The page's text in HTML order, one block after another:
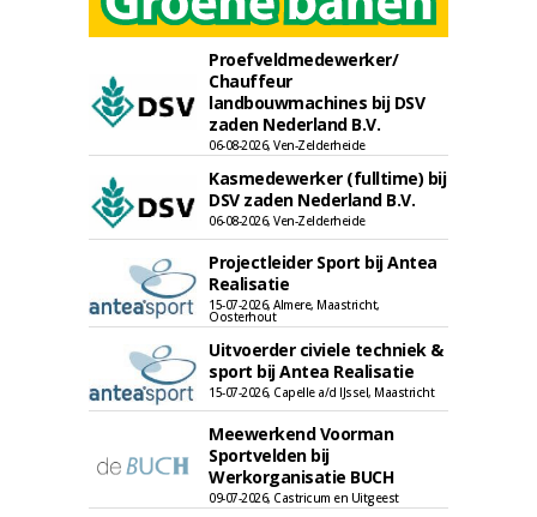
Proefveldmedewerker/
Chauffeur
landbouwmachines bij DSV
zaden Nederland B.V.
06-08-2026, Ven-Zelderheide
Kasmedewerker (fulltime) bij
DSV zaden Nederland B.V.
06-08-2026, Ven-Zelderheide
Projectleider Sport bij Antea
Realisatie
15-07-2026, Almere, Maastricht,
Oosterhout
Uitvoerder civiele techniek &
sport bij Antea Realisatie
15-07-2026, Capelle a/d IJssel, Maastricht
Meewerkend Voorman
Sportvelden bij
Werkorganisatie BUCH
09-07-2026, Castricum en Uitgeest